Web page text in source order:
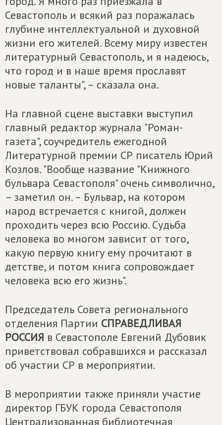
Севастополь и всякий раз поражалась
глубине интеллектуальной и духовной
жизни его жителей. Всему миру известен
литературный Севастополь, и я надеюсь,
что город и в наше время прославят
новые таланты", – сказала она.
На главной сцене выставки выступил
главный редактор журнала "Роман-
газета", соучредитель ежегодной
Литературной премии СР писатель Юрий
Козлов. "Вообще название "Книжного
бульвара Севастополя" очень символично,
– заметил он. – Бульвар, на котором
народ встречается с книгой, должен
проходить через всю Россию. Судьба
человека во многом зависит от того,
какую первую книгу ему прочитают в
детстве, и потом книга сопровождает
человека всю его жизнь".
Председатель Совета регионального
отделения Партии СПРАВЕДЛИВАЯ
РОССИЯ в Севастополе Евгений Дубовик
приветствовал собравшихся и рассказал
об участии СР в мероприятии.
В мероприятии также приняли участие
директор ГБУК города Севастополя
Централизованная библиотечная